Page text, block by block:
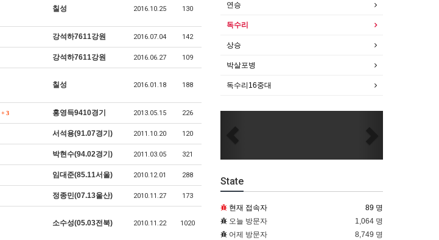
칠성 2016.10.25 130
강석하7611강원 2016.07.04 142
강석하7611강원 2016.06.27 109
칠성 2016.01.18 188
+ 3 홍영득9410경기 2013.05.15 226
서석용(91.07경기) 2011.10.20 120
박현수(94.02경기) 2011.03.05 321
임대준(85.11서울) 2010.12.01 288
정종민(07.13울산) 2010.11.27 173
소수성(05.03전북) 2010.11.22 1020
연승
독수리
상승
박살포병
독수리16중대
State
현재 접속자
89 명
오늘 방문자
1,064 명
어제 방문자
8,749 명